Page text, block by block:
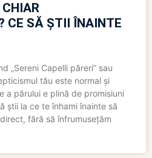
CE SĂ ȘTII ÎNAINTE
„Sereni Capelli păreri” sau
tău este normal și
a părului e plină de promisiuni
știi la ce te înhami înainte să
fără să înfrumusețăm